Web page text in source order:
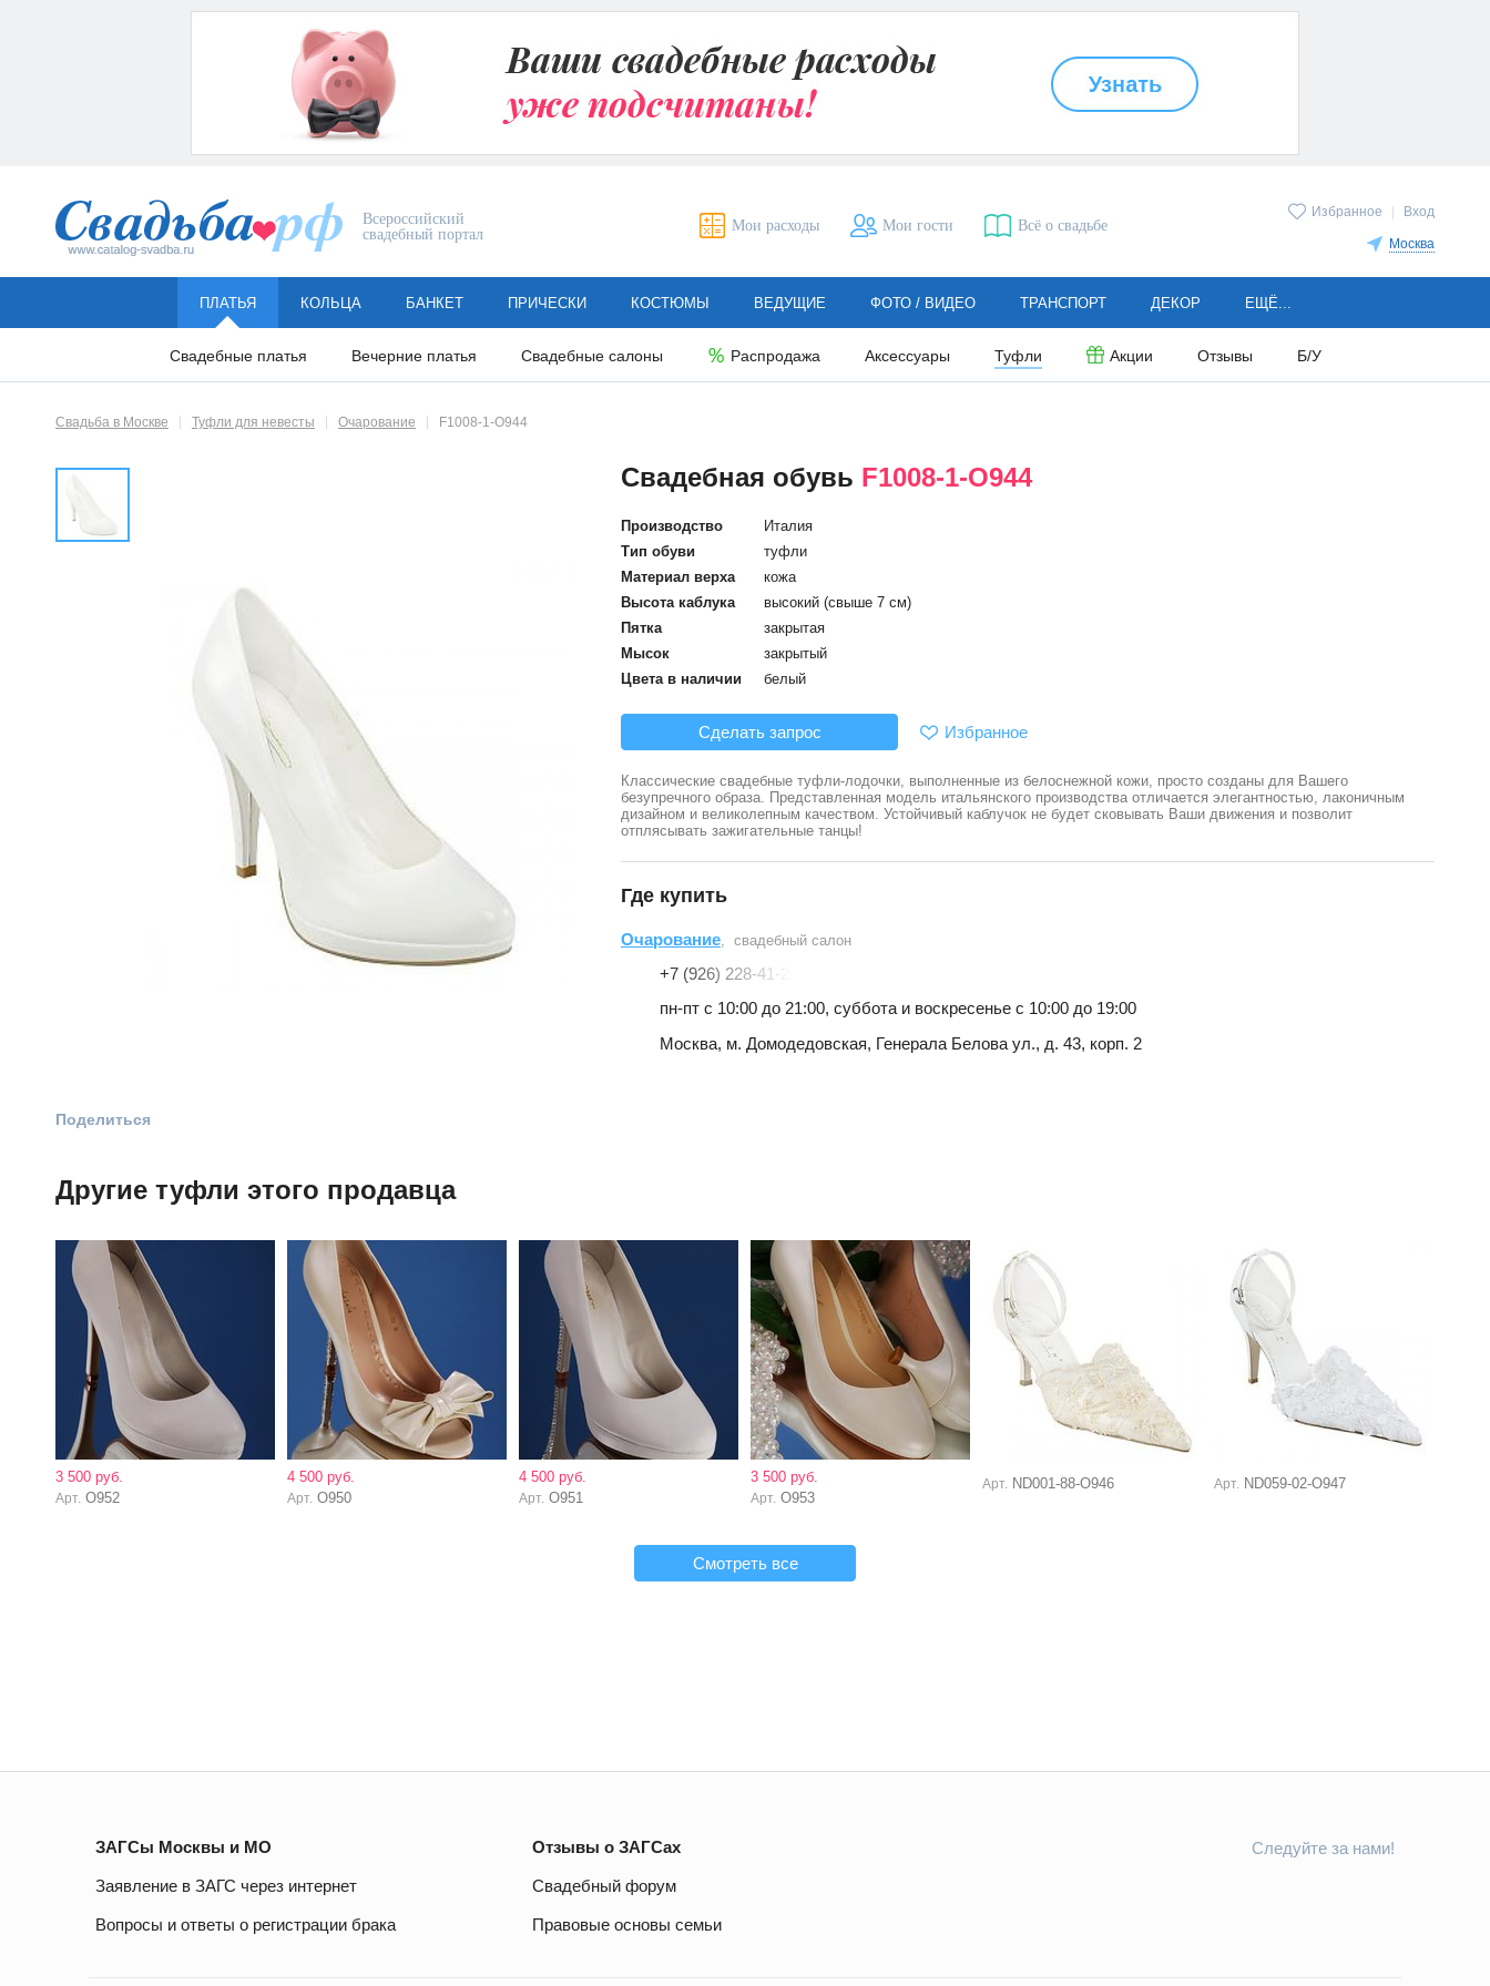
Всероссийский
свадебный портал
Избранное Вход
Москва
Мои расходы Мои гости Всё о свадьбе
ПЛАТЬЯ
Свадебные платья Вечерние платья Свадебные салоны Распродажа Аксессуары Туфли Акции Отзывы Б/У
КОЛЬЦА БАНКЕТ ПРИЧЕСКИ КОСТЮМЫ ВЕДУЩИЕ ФОТО / ВИДЕО ТРАНСПОРТ ДЕКОР ЕЩЁ...
Свадьба в Москве Туфли для невесты Очарование F1008-1-О944
Поделиться
Свадебная обувь F1008-1-О944
Производство
Италия
Тип обуви
туфли
Материал верха
кожа
Высота каблука
высокий (свыше 7 см)
Пятка
закрытая
Мысок
закрытый
Цвета в наличии
белый
Сделать запрос Избранное
Классические свадебные туфли-лодочки, выполненные из белоснежной кожи, просто созданы для Вашего
безупречного образа. Представленная модель итальянского производства отличается элегантностью, лаконичным
дизайном и великолепным качеством. Устойчивый каблучок не будет сковывать Ваши движения и позволит
отплясывать зажигательные танцы!
Где купить
Очарование, свадебный салон
+7 (926) 228-41-29
пн-пт с 10:00 до 21:00, суббота и воскресенье с 10:00 до 19:00
Москва, м. Домодедовская, Генерала Белова ул., д. 43, корп. 2
Другие туфли этого продавца
3 500 руб.
Арт. О952
4 500 руб.
Арт. О950
4 500 руб.
Арт. О951
3 500 руб.
Арт. О953
Арт. ND001-88-О946 Арт. ND059-02-О947
Смотреть все
ЗАГСы Москвы и МО
Заявление в ЗАГС через интернет
Вопросы и ответы о регистрации брака
Отзывы о ЗАГСах
Свадебный форум
Правовые основы семьи
Следуйте за нами!